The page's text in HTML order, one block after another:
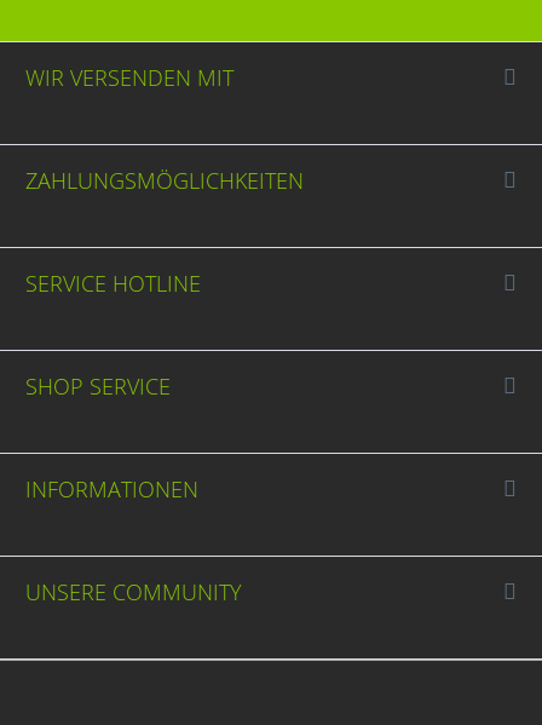
WIR VERSENDEN MIT
ZAHLUNGSMÖGLICHKEITEN
SERVICE HOTLINE
SHOP SERVICE
INFORMATIONEN
UNSERE COMMUNITY